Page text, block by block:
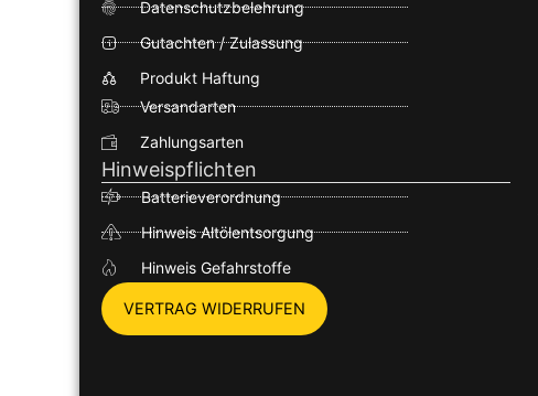
Datenschutzbelehrung
Gutachten / Zulassung
Produkt Haftung
Versandarten
Zahlungsarten
Hinweispflichten
Batterieverordnung
Hinweis Altölentsorgung
Hinweis Gefahrstoffe
VERTRAG WIDERRUFEN